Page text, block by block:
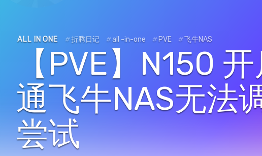
ALL IN ONE #折腾日记 #all -in-one #PVE #飞牛NAS
【PVE】N150
通飞牛NAS无法
尝试